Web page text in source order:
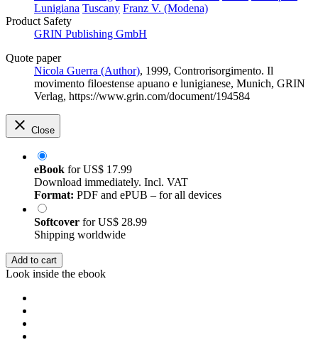
Lunigiana Tuscany Franz V. (Modena)
Product Safety
GRIN Publishing GmbH
Quote paper
Nicola Guerra (Author), 1999, Controrisorgimento. Il
movimento filoestense apuano e lunigianese, Munich, GRIN
Verlag, https://www.grin.com/document/194584
Close
eBook forUS$ 17.99
Download immediately. Incl. VAT
Format: PDF and ePUB – for all devices
Softcover forUS$ 28.99
Shipping worldwide
Add to cart
Look inside the ebook